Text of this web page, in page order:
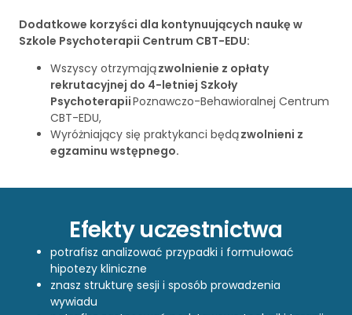
Dodatkowe korzyści dla kontynuujących naukę w
Szkole Psychoterapii Centrum CBT-EDU:
Wszyscy otrzymajązwolnienie z opłaty
rekrutacyjnej do 4-letniej Szkoły
PsychoterapiiPoznawczo-Behawioralnej Centrum
CBT-EDU,
Wyróżniający się praktykanci będązwolnieni z
egzaminu wstępnego.
Efekty uczestnictwa
potrafisz analizować przypadki i formułować
hipotezy kliniczne
znasz strukturę sesji i sposób prowadzenia
wywiadu